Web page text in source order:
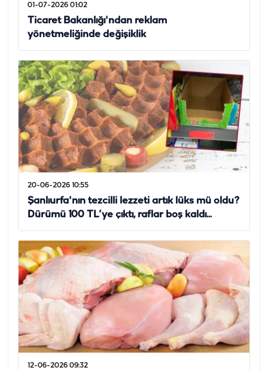
01-07-2026 01:02
Ticaret Bakanlığı'ndan reklam
yönetmeliğinde değişiklik
20-06-2026 10:55
Şanlıurfa'nın tezcilli lezzeti artık lüks mü oldu?
Dürümü 100 TL’ye çıktı, raflar boş kaldı...
12-06-2026 09:32